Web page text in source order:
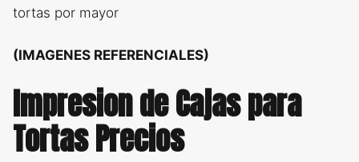
tortas por mayor
(IMAGENES REFERENCIALES)
Impresion de Cajas para
Tortas Precios